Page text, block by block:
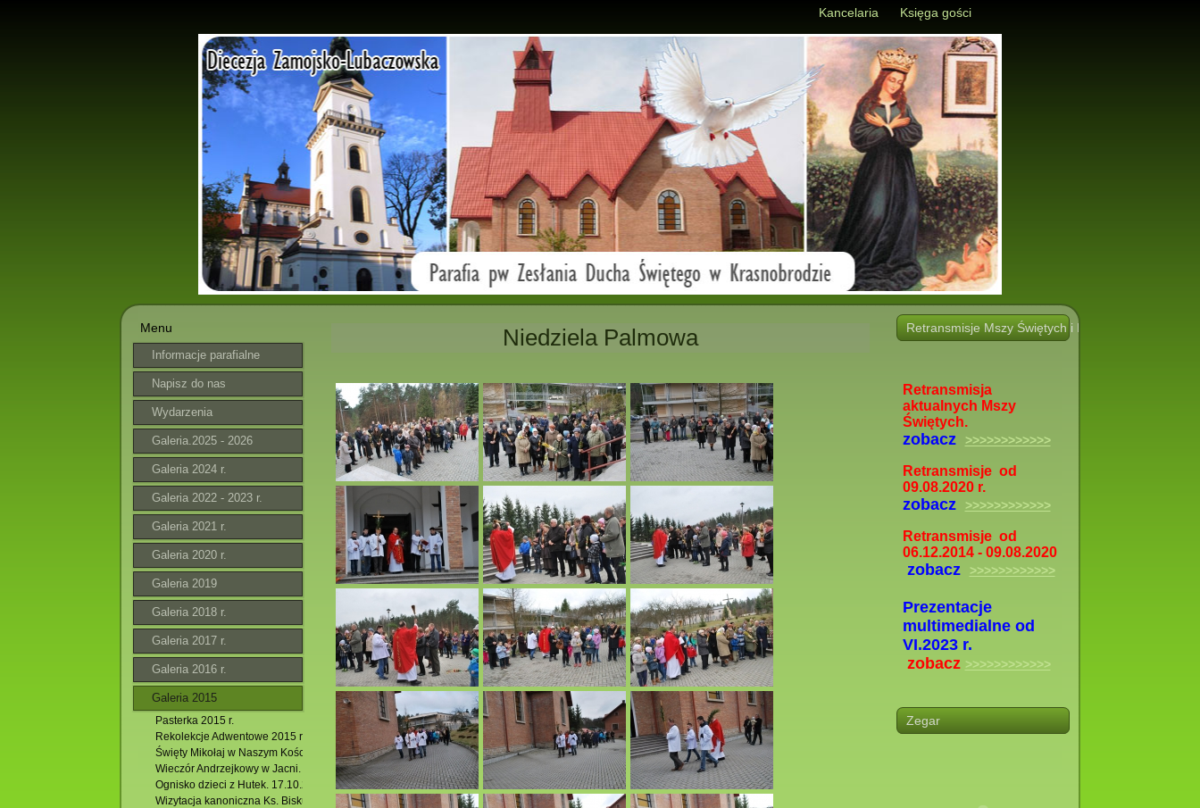
Kancelaria Księga gości
Menu
Informacje parafialne
Napisz do nas
Wydarzenia
Galeria.2025 - 2026
Galeria 2024 r.
Galeria 2022 - 2023 r.
Galeria 2021 r.
Galeria 2020 r.
Galeria 2019
Galeria 2018 r.
Galeria 2017 r.
Galeria 2016 r.
Galeria 2015
Pasterka 2015 r.
Rekolekcje Adwentowe 2015 r.
Święty Mikołaj w Naszym Kościele.
Wieczór Andrzejkowy w Jacni.
Ognisko dzieci z Hutek. 17.10.2015 r.
Wizytacja kanoniczna Ks. Biskupa Mariusza Leszczyńskiego.
Niedziela Palmowa Retransmisje Mszy Świętych i Nabożeństw i innych
Retransmisja
aktualnych Mszy
Świętych.
zobacz >>>>>>>>>>>>
Retransmisje od
09.08.2020 r.
zobacz >>>>>>>>>>>>
Retransmisje od
06.12.2014 - 09.08.2020
zobacz >>>>>>>>>>>>
Prezentacje
multimedialne od
VI.2023 r.
zobacz >>>>>>>>>>>>
Zegar